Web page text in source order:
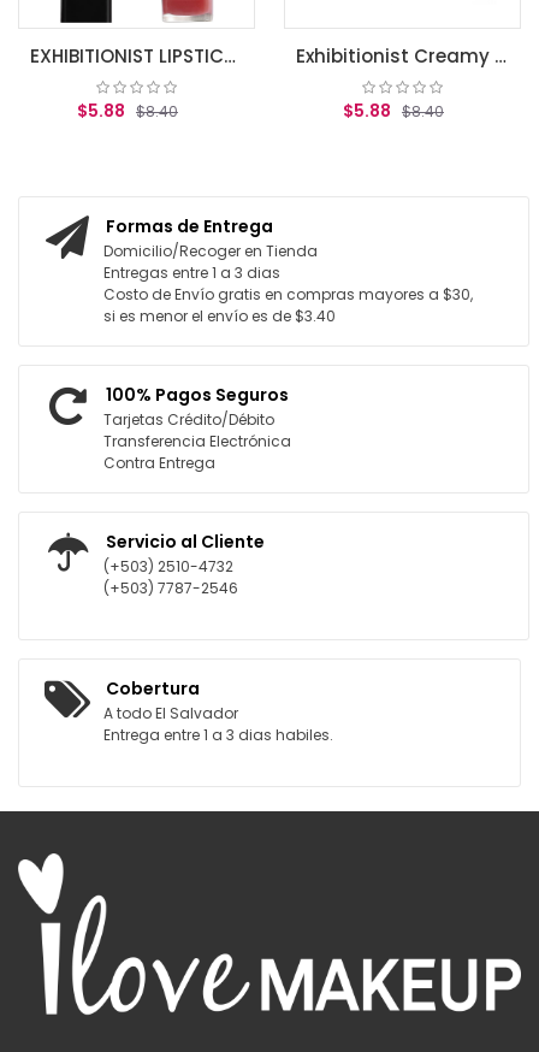
EXHIBITIONIST LIPSTICK HOT
$5.88 $8.40
Exhibitionist Creamy Lipstick, Romance Mauve .12 oz (3.5 g)
$5.88 $8.40
Formas de Entrega
Domicilio/Recoger en Tienda
Entregas entre 1 a 3 dias
Costo de Envío gratis en compras mayores a $30,
si es menor el envío es de $3.40
100% Pagos Seguros
Tarjetas Crédito/Débito
Transferencia Electrónica
Contra Entrega
Servicio al Cliente
(+503) 2510-4732
(+503) 7787-2546
Cobertura
A todo El Salvador
Entrega entre 1 a 3 dias habiles.